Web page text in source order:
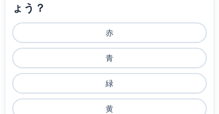
ょう？
赤
青
緑
黄